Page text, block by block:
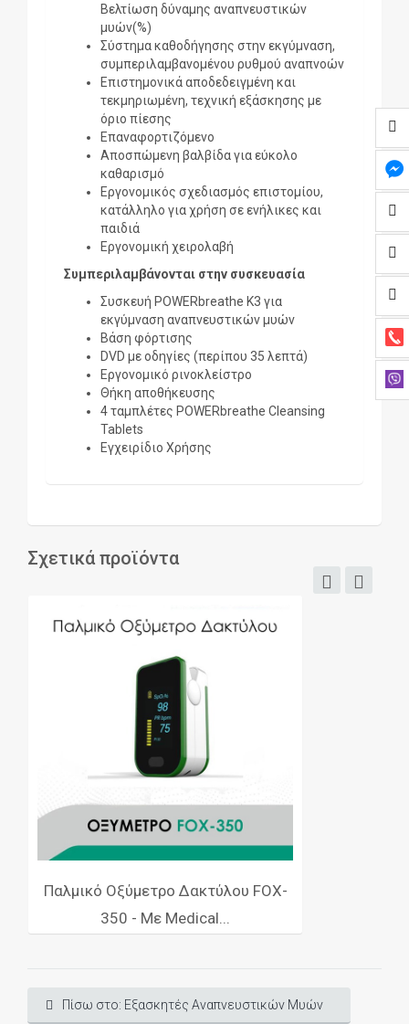
Βελτίωση δύναμης αναπνευστικών
μυών(%)
Σύστημα καθοδήγησης στην εκγύμναση,
συμπεριλαμβανομένου ρυθμού αναπνοών
Επιστημονικά αποδεδειγμένη και
τεκμηριωμένη, τεχνική εξάσκησης με
όριο πίεσης
Επαναφορτιζόμενο
Αποσπώμενη βαλβίδα για εύκολο
καθαρισμό
Εργονομικός σχεδιασμός επιστομίου,
κατάλληλο για χρήση σε ενήλικες και
παιδιά
Εργονομική χειρολαβή
Συμπεριλαμβάνονται στην συσκευασία
Συσκευή POWERbreathe K3 για
εκγύμναση αναπνευστικών μυών
Βάση φόρτισης
DVD με οδηγίες (περίπου 35 λεπτά)
Εργονομικό ρινοκλείστρο
Θήκη αποθήκευσης
4 ταμπλέτες POWERbreathe Cleansing
Tablets
Εγχειρίδιο Χρήσης
Σχετικά προϊόντα
Παλμικό Οξύμετρο Δακτύλου FOX-
350 - Με Medical...
Πίσω στο: Εξασκητές Αναπνευστικών Μυών